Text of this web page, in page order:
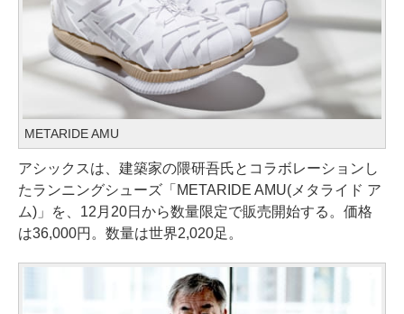
METARIDE AMU
アシックスは、建築家の隈研吾氏とコラボレーションし
たランニングシューズ「METARIDE AMU(メタライド ア
ム)」を、12月20日から数量限定で販売開始する。価格
は36,000円。数量は世界2,020足。